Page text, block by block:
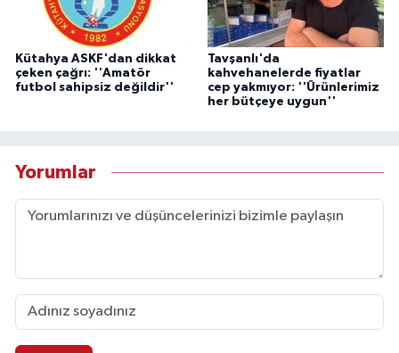
Kütahya ASKF'dan dikkat
çeken çağrı: ''Amatör
futbol sahipsiz değildir''
Tavşanlı'da
kahvehanelerde fiyatlar
cep yakmıyor: ''Ürünlerimiz
her bütçeye uygun''
Yorumlar